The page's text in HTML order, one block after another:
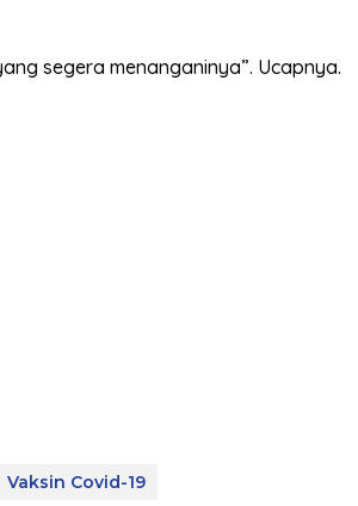
segera menanganinya”. Ucapnya.
Vaksin Covid-19